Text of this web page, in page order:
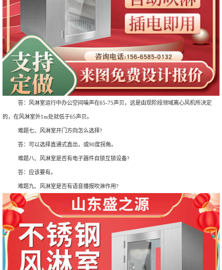
答：风淋室运行中办公空间噪声在65-75声贝，这是由现阶段领域离心风机所决定
的，在风淋室外1m处就低于65声贝。
难题七、风淋室开门方向怎么选择?
答：可以选择直通式直出，或90度拐角。
难题八、风淋室是否有电子器件自锁互锁设备?
答：应该要有。
难题九、风淋室是否有语音播报吹淋作用?